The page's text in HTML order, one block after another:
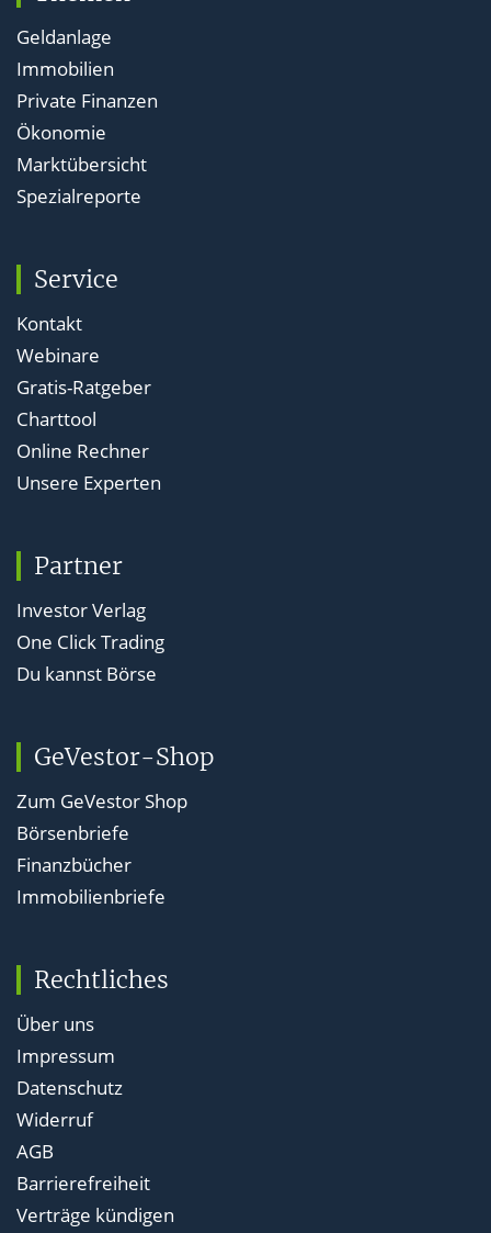
Geldanlage
Immobilien
Private Finanzen
Ökonomie
Marktübersicht
Spezialreporte
Service
Kontakt
Webinare
Gratis-Ratgeber
Charttool
Online Rechner
Unsere Experten
Partner
Investor Verlag
One Click Trading
Du kannst Börse
GeVestor-Shop
Zum GeVestor Shop
Börsenbriefe
Finanzbücher
Immobilienbriefe
Rechtliches
Über uns
Impressum
Datenschutz
Widerruf
AGB
Barrierefreiheit
Verträge kündigen